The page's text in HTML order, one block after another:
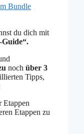
du dich mit
noch über 3
Tipps,
Etappen
Etappen zu